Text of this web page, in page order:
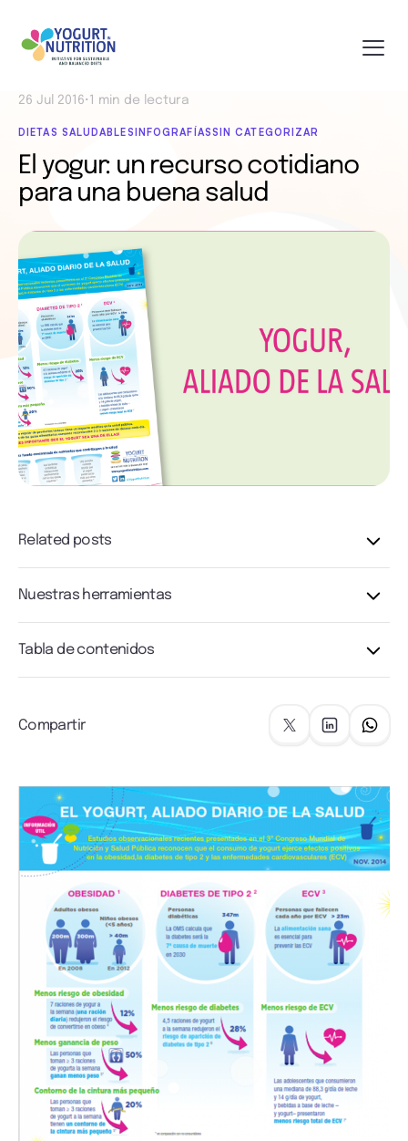
26 Jul 2016• 1 min de lectura
DIETAS SALUDABLES INFOGRAFÍASSIN CATEGORIZAR
El yogur: un recurso cotidiano
para una buena salud
Related posts
Nuestras herramientas
Tabla de contenidos
Compartir